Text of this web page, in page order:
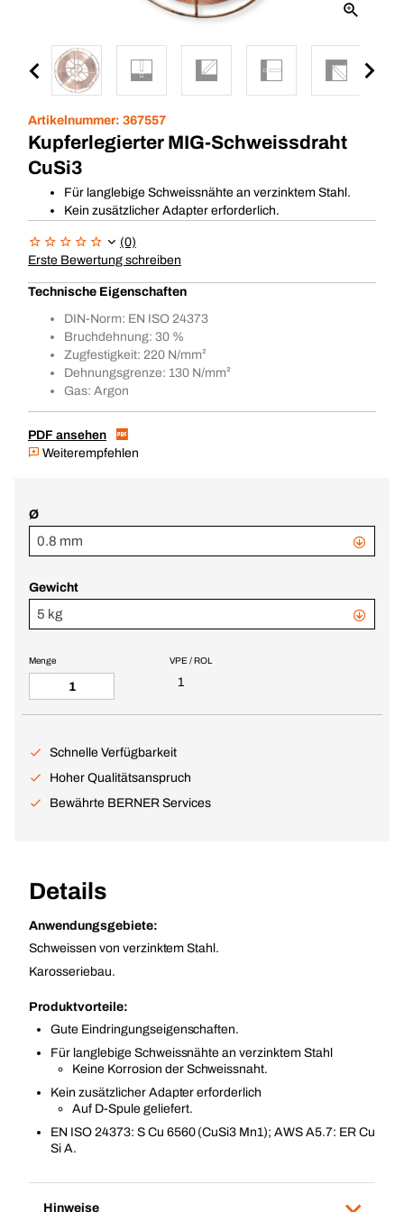
Artikelnummer: 367557
Kupferlegierter MIG-Schweissdraht
CuSi3
Für langlebige Schweissnähte an verzinktem Stahl.
Kein zusätzlicher Adapter erforderlich.
(0)
Erste Bewertung schreiben
Technische Eigenschaften
DIN-Norm: EN ISO 24373
Bruchdehnung: 30 %
Zugfestigkeit: 220 N/mm²
Dehnungsgrenze: 130 N/mm²
Gas: Argon
PDF ansehen
Weiterempfehlen
Ø
0.8 mm
Gewicht
5 kg
VPE / ROL
1
Menge
Schnelle Verfügbarkeit
Hoher Qualitätsanspruch
Bewährte BERNER Services
Details
Anwendungsgebiete:
Schweissen von verzinktem Stahl.
Karosseriebau.
Produktvorteile:
Gute Eindringungseigenschaften.
Für langlebige Schweissnähte an verzinktem Stahl
Keine Korrosion der Schweissnaht.
Kein zusätzlicher Adapter erforderlich
Auf D-Spule geliefert.
EN ISO 24373: S Cu 6560 (CuSi3 Mn1); AWS A5.7: ER Cu
Si A.
Hinweise